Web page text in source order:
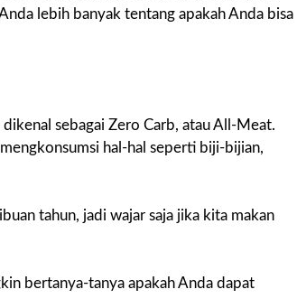
lebih banyak tentang apakah Anda bisa
sebagai Zero Carb, atau All-Meat.
hal-hal seperti biji-bijian,
tahun, jadi wajar saja jika kita makan
bertanya-tanya apakah Anda dapat